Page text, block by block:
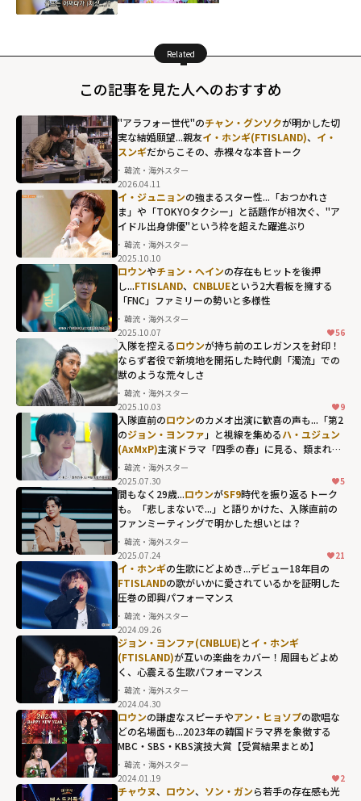
Related
この記事を見た人へのおすすめ
チャン・グンソ
クが明かした切
実な結婚願望...親
友
イ・ホンギ
(FTISLAND)、
イ・スンギだか
らこその、赤
裸々な本音トー
ク" width="304"
height="203"
loading="lazy"
fetchpriority="h
igh">
"アラフォー世代"のチャン・グンソクが明かした切
実な結婚願望...親友イ・ホンギ(FTISLAND)、 イ・
スンギだからこその、赤裸々な本音トーク
韓流・海外スター
2026.04.11
イ・ジュニョンの強まるスター性...「おつかれさ
ま」や「TOKYOタクシー」と話題作が相次ぐ、"ア
イドル出身俳優"という枠を超えた躍進ぶり
韓流・海外スター
2025.10.10
ロウンやチョン・ヘインの存在もヒットを後押
し...FTISLAND、 CNBLUEという2大看板を擁する
「FNC」ファミリーの勢いと多様性
韓流・海外スター
2025.10.07
56
入隊を控えるロウンが持ち前のエレガンスを封印！
ならず者役で新境地を開拓した時代劇「濁流」での
獣のような荒々しさ
韓流・海外スター
2025.10.03
9
入隊直前のロウンのカメオ出演に歓喜の声も...「第2
のジョン・ヨンファ 」と視線を集めるハ・ユジュン
(AxMxP)主演ドラマ「四季の春」に見る、類まれな
スター性
韓流・海外スター
2025.07.30
5
間もなく29歳...ロウンがSF9時代を振り返るトーク
も。「悲しまないで...」と語りかけた、入隊直前の
ファンミーティングで明かした想いとは？
韓流・海外スター
2025.07.24
21
イ・ホンギの生歌にどよめき...デビュー18年目の
FTISLANDの歌がいかに愛されているかを証明した
圧巻の即興パフォーマンス
韓流・海外スター
2024.09.26
ジョン・ヨンファ(CNBLUE)とイ・ホンギ
(FTISLAND)が互いの楽曲をカバー！周囲もどよめ
く、心震える生歌パフォーマンス
韓流・海外スター
2024.04.30
ロウンの謙虚なスピーチやアン・ヒョソプの歌唱な
どの名場面も...2023年の韓国ドラマ界を象徴する
MBC・SBS・KBS演技大賞【受賞結果まとめ】
韓流・海外スター
2024.01.19
2
チャウヌ、 ロウン、 ソン・ガンら若手の存在感も光